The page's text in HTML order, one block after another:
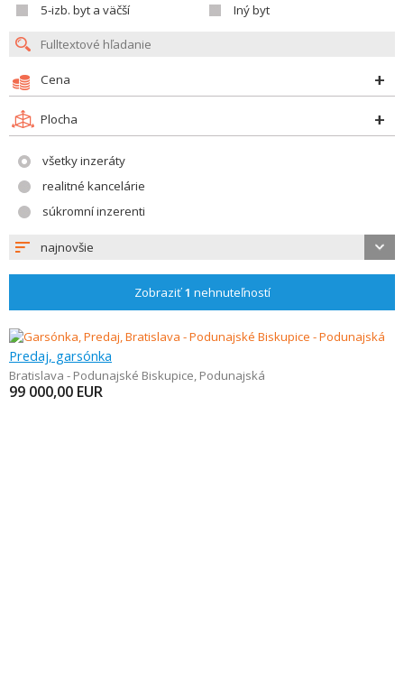
5-izb. byt a väčší
Iný byt
Cena
Plocha
všetky inzeráty
realitné kancelárie
súkromní inzerenti
najnovšie
Zobraziť1 nehnuteľností
Predaj, garsónka
Bratislava - Podunajské Biskupice, Podunajská
99 000,00 EUR